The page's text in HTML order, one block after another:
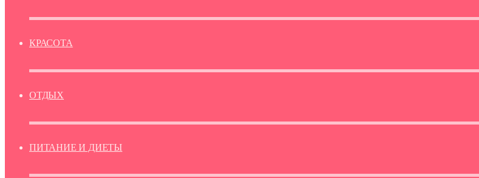
КРАСОТА
ОТДЫХ
ПИТАНИЕ И ДИЕТЫ